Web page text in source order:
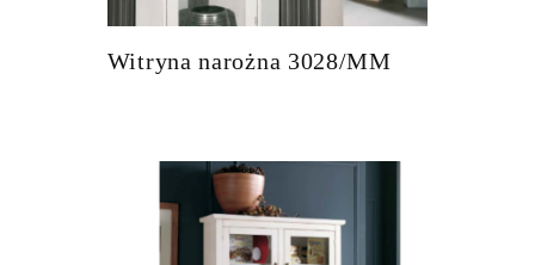
Witryna narożna 3028/MM